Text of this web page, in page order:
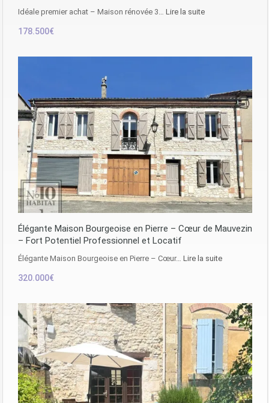
Idéale premier achat – Maison rénovée 3… Lire la suite
178.500€
Élégante Maison Bourgeoise en Pierre – Cœur de Mauvezin
– Fort Potentiel Professionnel et Locatif
Élégante Maison Bourgeoise en Pierre – Cœur… Lire la suite
320.000€